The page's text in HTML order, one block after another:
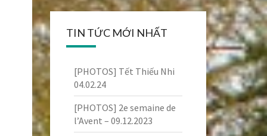
TIN TỨC MỚI NHẤT
[PHOTOS] Tết Thiếu Nhi
04.02.24
[PHOTOS] 2e semaine de
l’Avent – 09.12.2023